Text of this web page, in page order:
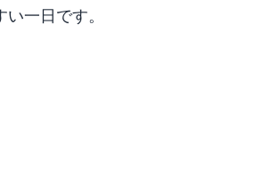
一日です。